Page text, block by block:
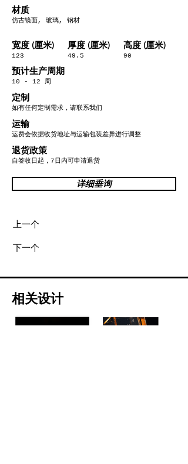
材质
仿古镜面, 玻璃, 钢材
宽度 (厘米)
123
厚度 (厘米)
49.5
高度 (厘米)
90
预计生产周期
10 - 12 周
定制
如有任何定制需求，请联系我们
运输
运费会依据收货地址与运输包装差异进行调整
退货政策
自签收日起，7日内可申请退货
详细垂询
上一个
下一个
相关设计